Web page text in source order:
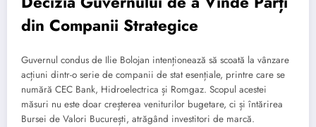
din Companii Strategice
Guvernul condus de Ilie Bolojan intenționează să scoată la vânzare
acțiuni dintr-o serie de companii de stat esențiale, printre care se
numără CEC Bank, Hidroelectrica și Romgaz. Scopul acestei
măsuri nu este doar creșterea veniturilor bugetare, ci și întărirea
Bursei de Valori București, atrăgând investitori de marcă.